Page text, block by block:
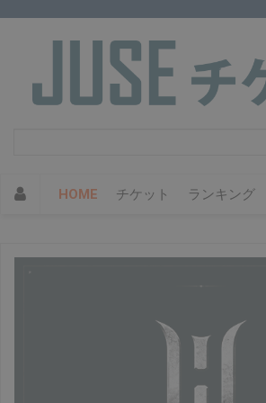
HOME チケット ランキング